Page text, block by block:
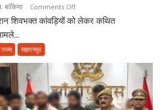
Comments Offon
कांवड़ियों
देने
के
आरोप
शिवभक्त कांवड़ियों को लेकर कथित
राज्य सहारनपुर